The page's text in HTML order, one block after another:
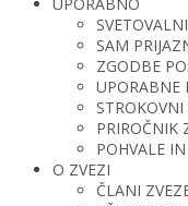
SAM
ZGODBE
UPORABNE
PRIROČNIK
POHVALE
O ZVEZI
ČLANI